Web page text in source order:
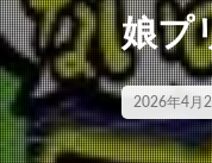
娘プ
2026年4月